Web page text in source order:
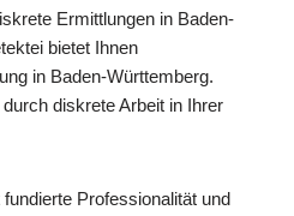
Ermittlungen in Baden-
bietet Ihnen
in Baden-Württemberg.
diskrete Arbeit in Ihrer
Professionalität und